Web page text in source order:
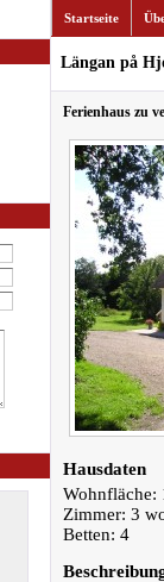
Startseite
Längan på
Ferienhaus zu
Hausdaten
Wohnfläche:
Zimmer: 3
Betten: 4